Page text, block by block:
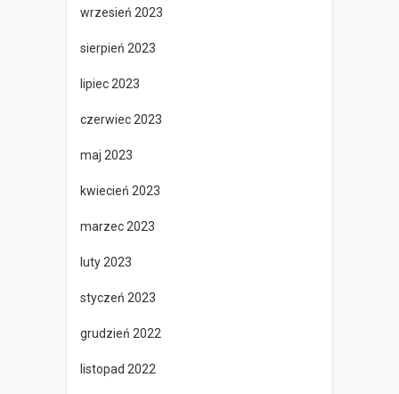
wrzesień 2023
sierpień 2023
lipiec 2023
czerwiec 2023
maj 2023
kwiecień 2023
marzec 2023
luty 2023
styczeń 2023
grudzień 2022
listopad 2022